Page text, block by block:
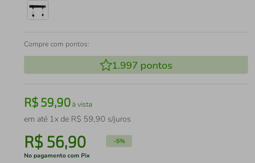
Compre com pontos:
1.997 pontos
R$59,90à vista
em até 1x de R$ 59,90 s/juros
R$ 56,90 -5%
No pagamento com Pix